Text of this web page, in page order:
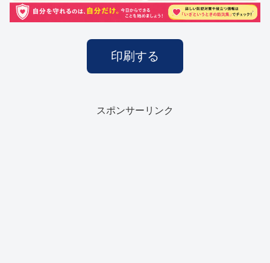
印刷する
スポンサーリンク